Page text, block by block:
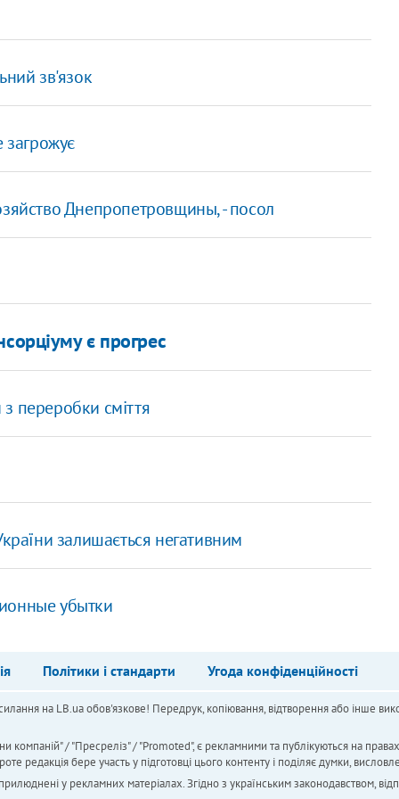
зв'язок
Днепропетровщины, - посол
є прогрес
з переробки сміття
залишається негативним
убытки
Політики і стандарти Угода конфіденційності
на LB.ua обов'язкове! Передрук, копіювання, відтворення або інше
компаній" / "Пресреліз" / "Promoted", є рекламними та публікуються на
бере участь у підготовці цього контенту і поділяє думки,
у рекламних матеріалах. Згідно з українським законодавством,